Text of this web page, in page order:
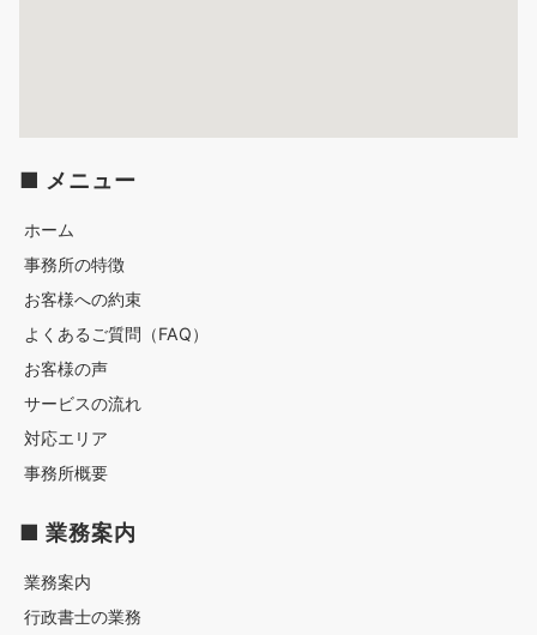
■ メニュー
ホーム
事務所の特徴
お客様への約束
よくあるご質問（FAQ）
お客様の声
サービスの流れ
対応エリア
事務所概要
■ 業務案内
業務案内
行政書士の業務